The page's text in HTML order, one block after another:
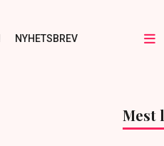
NYHETSBREV
Mest